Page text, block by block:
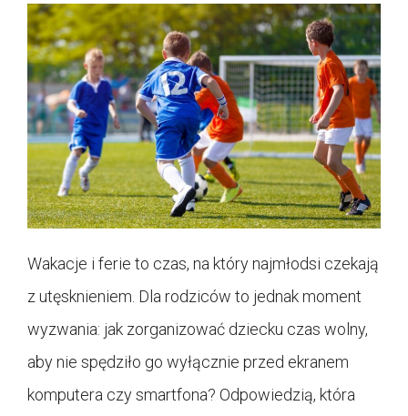
Wakacje i ferie to czas, na który najmłodsi czekają
z utęsknieniem. Dla rodziców to jednak moment
wyzwania: jak zorganizować dziecku czas wolny,
aby nie spędziło go wyłącznie przed ekranem
komputera czy smartfona? Odpowiedzią, która